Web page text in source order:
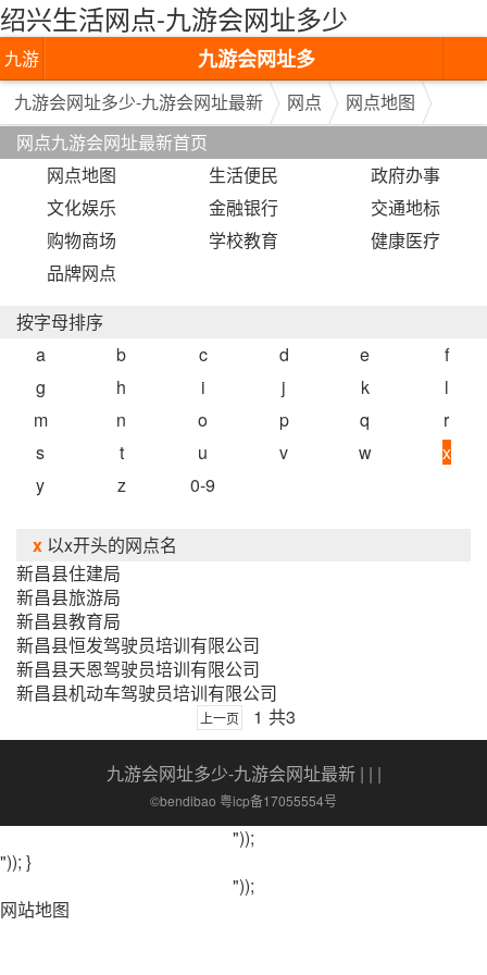
绍兴生活网点-九游会网址多少
九游
会网
址多
最新
九游会网址多
少-九游会网址
九游会网址多少-九游会网址最新 网点
网点地图
网点九游会网址最新首页
网点地图
生活便民
政府办事
文化娱乐
金融银行
交通地标
购物商场
学校教育
健康医疗
品牌网点
按字母排序
a
b c d e
f
g
h i j k
l
m
n o p q
r
s
t u v w
x
y
z 0-9
x 以x开头的网点名
新昌县住建局
新昌县旅游局
新昌县教育局
新昌县恒发驾驶员培训有限公司
新昌县天恩驾驶员培训有限公司
新昌县机动车驾驶员培训有限公司
上一页 1 共3
九游会网址多少-九游会网址最新| | |
©bendibao 粤icp备17055554号
"));
")); }
"));
网站地图